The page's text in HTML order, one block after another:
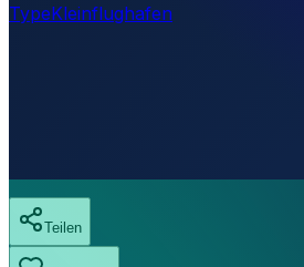
TypeKleinflughafen
Teilen